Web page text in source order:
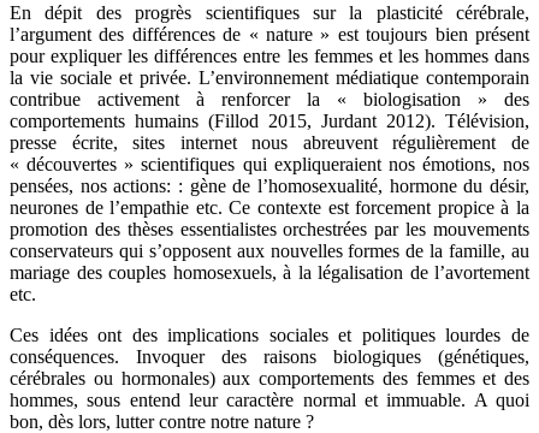
En dépit des progrès scientifiques sur la plasticité cérébrale,
l’argument des différences de « nature » est toujours bien présent
pour expliquer les différences entre les femmes et les hommes dans
la vie sociale et privée. L’environnement médiatique contemporain
contribue activement à renforcer la « biologisation » des
comportements humains (Fillod 2015, Jurdant 2012). Télévision,
presse écrite, sites internet nous abreuvent régulièrement de
« découvertes » scientifiques qui expliqueraient nos émotions, nos
pensées, nos actions: : gène de l’homosexualité, hormone du désir,
neurones de l’empathie etc. Ce contexte est forcement propice à la
promotion des thèses essentialistes orchestrées par les mouvements
conservateurs qui s’opposent aux nouvelles formes de la famille, au
mariage des couples homosexuels, à la légalisation de l’avortement
etc.
Ces idées ont des implications sociales et politiques lourdes de
conséquences. Invoquer des raisons
biologiques (génétiques,
cérébrales ou hormonales) aux comportements des femmes et des
hommes, sous entend leur caractère normal et immuable. A quoi
bon, dès lors, lutter contre notre nature ?